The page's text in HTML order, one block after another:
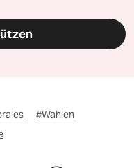
#Wahlen